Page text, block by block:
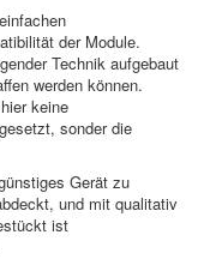
der Module.
Technik aufgebaut
werden können.
keine
sonder die
Gerät zu
und mit qualitativ
ist